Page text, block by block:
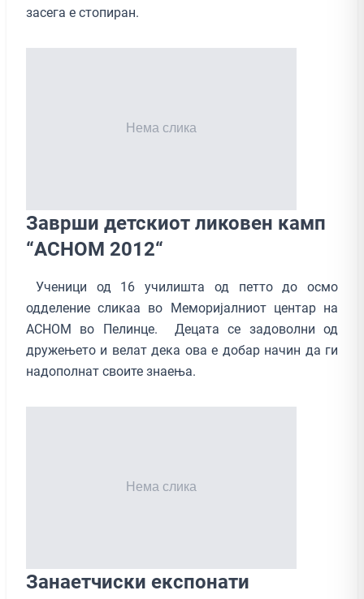
засега е стопиран.
Заврши детскиот ликовен камп
“АСНОМ 2012“
Ученици од 16 училишта од петто до осмо
одделение сликаа во Меморијалниот центар на
АСНОМ во Пелинце. Децата се задоволни од
дружењето и велат дека ова е добар начин да ги
надополнат своите знаења.
Занаетчиски експонати